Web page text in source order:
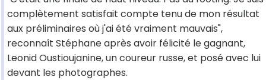
complètement satisfait compte tenu de mon résultat
aux préliminaires où j'ai été vraiment mauvais",
reconnaît Stéphane après avoir félicité le gagnant,
Leonid Oustioujanine, un coureur russe, et posé avec lui
devant les photographes.